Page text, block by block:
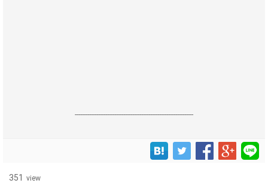
------------------------------------------------------------------
351 view